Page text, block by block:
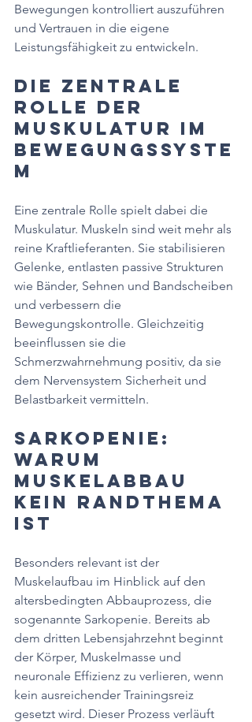
Bewegungen kontrolliert auszuführen
und Vertrauen in die eigene
Leistungsfähigkeit zu entwickeln.
Die zentrale
Rolle der
Muskulatur im
Bewegungssyste
m
Eine zentrale Rolle spielt dabei die
Muskulatur. Muskeln sind weit mehr als
reine Kraftlieferanten. Sie stabilisieren
Gelenke, entlasten passive Strukturen
wie Bänder, Sehnen und Bandscheiben
und verbessern die
Bewegungskontrolle. Gleichzeitig
beeinflussen sie die
Schmerzwahrnehmung positiv, da sie
dem Nervensystem Sicherheit und
Belastbarkeit vermitteln.
Sarkopenie:
Warum
Muskelabbau
kein Randthema
ist
Besonders relevant ist der
Muskelaufbau im Hinblick auf den
altersbedingten Abbauprozess, die
sogenannte Sarkopenie. Bereits ab
dem dritten Lebensjahrzehnt beginnt
der Körper, Muskelmasse und
neuronale Effizienz zu verlieren, wenn
kein ausreichender Trainingsreiz
gesetzt wird. Dieser Prozess verläuft